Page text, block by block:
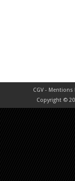
CGV - Mentions
Copyright ©